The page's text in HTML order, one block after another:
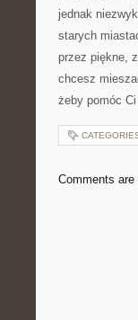
jednak
starych
przez piękne,
chcesz
żeby pomóc
Comments are